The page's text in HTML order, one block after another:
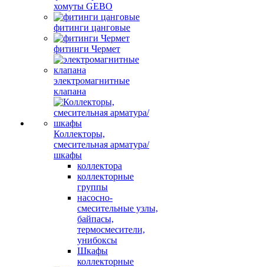
хомуты GEBO
фитинги цанговые
фитинги Чермет
электромагнитные
клапана
Коллекторы,
смесительная арматура/
шкафы
коллектора
коллекторные
группы
насосно-
смесительные узлы,
байпасы,
термосмесители,
унибоксы
Шкафы
коллекторные